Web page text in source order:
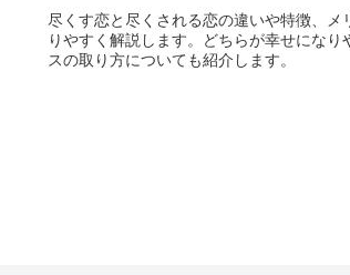
尽くす恋と尽くされる恋の違いや特徴、メ
りやすく解説します。どちらが幸せになり
スの取り方についても紹介します。